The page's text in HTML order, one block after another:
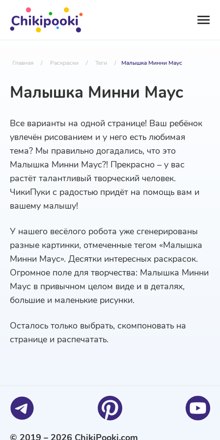
Главная / Раскраски / Теги / Малышка Минни Маус
Малышка Минни Маус
Все варианты на одной странице! Ваш ребёнок
увлечён рисованием и у него есть любимая
тема? Мы правильно догадались, что это
Малышка Минни Маус?! Прекрасно – у вас
растёт талантливый творческий человек.
ЧикиПуки с радостью придёт на помощь вам и
вашему малышу!
У нашего весёлого робота уже сгенерированы
разные картинки, отмеченные тегом «Малышка
Минни Маус». Десятки интересных раскрасок.
Огромное поле для творчества: Малышка Минни
Маус в привычном целом виде и в деталях,
большие и маленькие рисунки.
Осталось только выбрать, скомпоновать на
странице и распечатать.
© 2019 – 2026 ChikiPooki.com